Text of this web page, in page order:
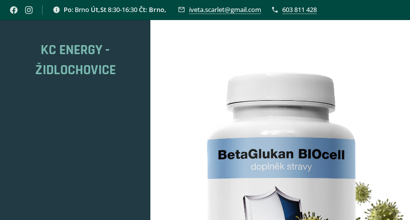
Po: Brno Út,St8:30-16:30Čt: Brno, iveta.scarlet@gmail.com 603 811 428
KC ENERGY -
ŽIDLOCHOVICE